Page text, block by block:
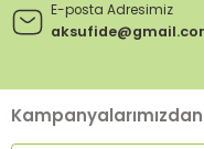
E-posta Adresimiz